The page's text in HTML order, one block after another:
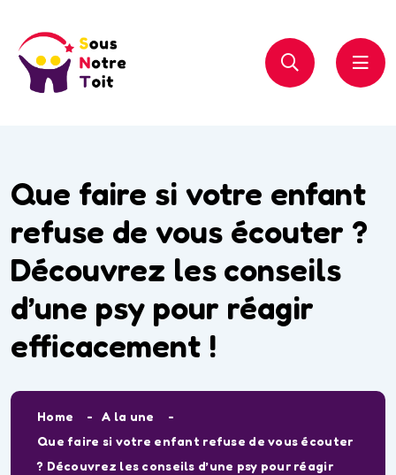
Que faire si votre enfant
refuse de vous écouter ?
Découvrez les conseils
d’une psy pour réagir
efficacement !
Home
A la une
Que faire si votre enfant refuse de vous écouter
? Découvrez les conseils d’une psy pour réagir